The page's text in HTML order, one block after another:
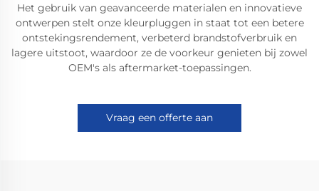
Het gebruik van geavanceerde materialen en innovatieve
ontwerpen stelt onze kleurpluggen in staat tot een betere
ontstekingsrendement, verbeterd brandstofverbruik en
lagere uitstoot, waardoor ze de voorkeur genieten bij zowel
OEM's als aftermarket-toepassingen.
Vraag een offerte aan